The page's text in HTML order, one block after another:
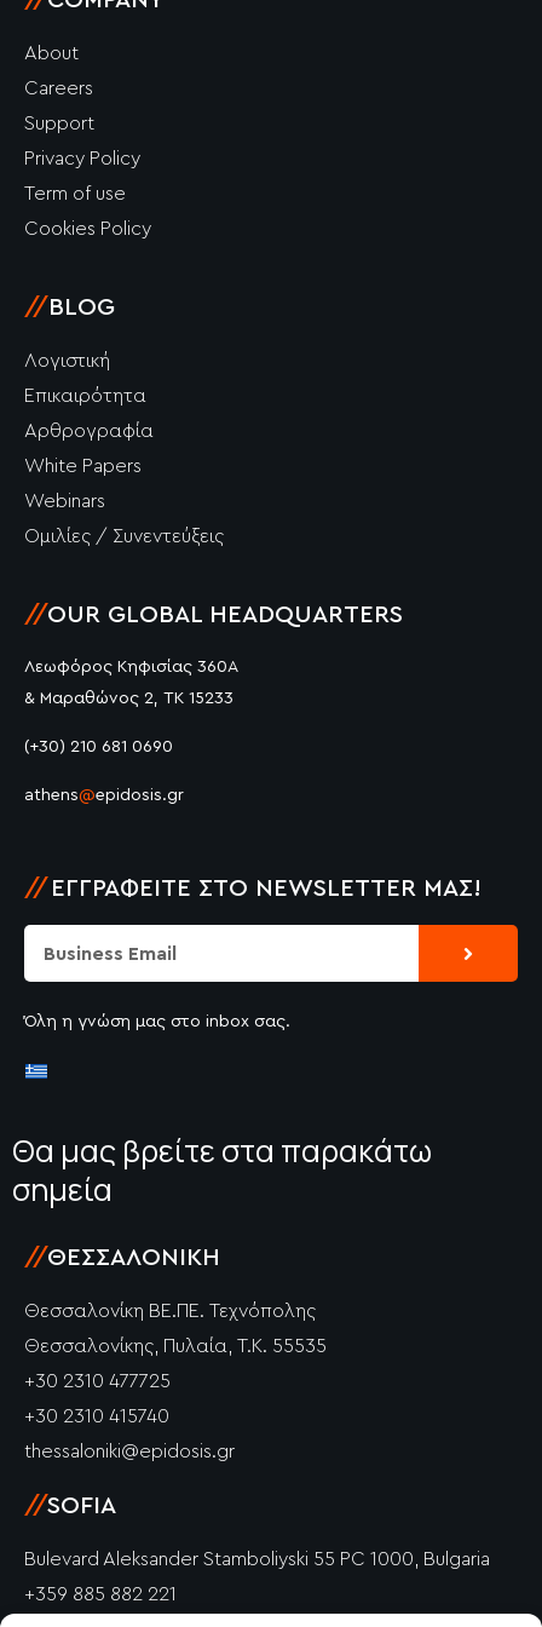
About
Careers
Support
Privacy Policy
Term of use
Cookies Policy
// BLOG
Λογιστική
Επικαιρότητα
Αρθρογραφία
White Papers
Webinars
Ομιλίες / Συνεντεύξεις
//OUR GLOBAL HEADQUARTERS
Λεωφόρος Κηφισίας 360Α
& Μαραθώνος 2, ΤΚ 15233
(+30) 210 681 0690
athens@epidosis.gr
// ΕΓΓΡΑΦΕΊΤΕ ΣΤΟ NEWSLETTER ΜΑΣ!
Submit
Όλη η γνώση μας στο inbox σας.
Θα μας βρείτε στα παρακάτω
σημεία
//ΘΕΣΣΑΛΟΝΊΚΗ
Θεσσαλονίκη ΒΕ.ΠΕ. Τεχνόπολης
Θεσσαλονίκης, Πυλαία, Τ.Κ. 55535
+30 2310 477725
+30 2310 415740
thessaloniki@epidosis.gr
//SOFIA
Bulevard Aleksander Stamboliyski 55 PC 1000, Bulgaria
+359 885 882 221